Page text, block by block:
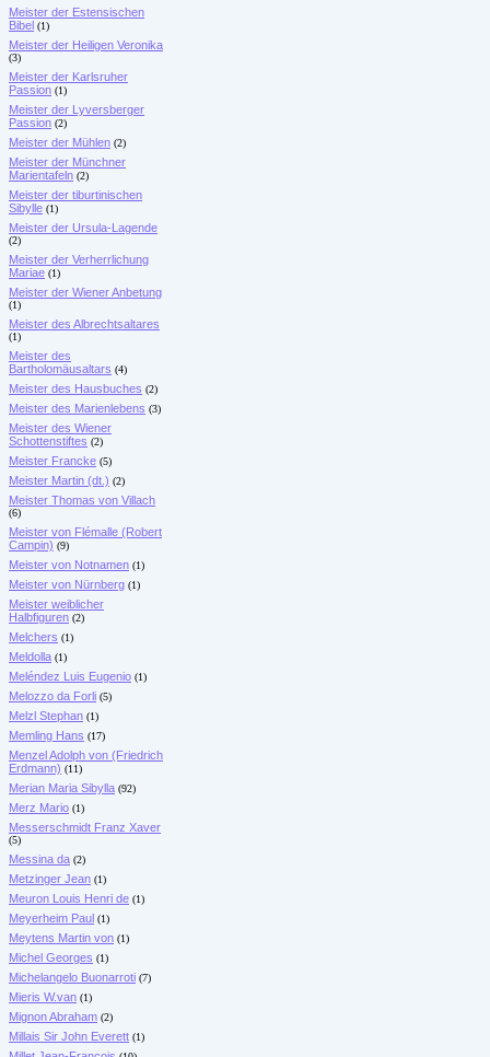
Meister der Estensischen
Bibel (1)
Meister der Heiligen Veronika
(3)
Meister der Karlsruher
Passion (1)
Meister der Lyversberger
Passion (2)
Meister der Mühlen (2)
Meister der Münchner
Marientafeln (2)
Meister der tiburtinischen
Sibylle (1)
Meister der Ursula-Lagende
(2)
Meister der Verherrlichung
Mariae (1)
Meister der Wiener Anbetung
(1)
Meister des Albrechtsaltares
(1)
Meister des
Bartholomäusaltars (4)
Meister des Hausbuches (2)
Meister des Marienlebens (3)
Meister des Wiener
Schottenstiftes (2)
Meister Francke (5)
Meister Martin (dt.) (2)
Meister Thomas von Villach
(6)
Meister von Flémalle (Robert
Campin) (9)
Meister von Notnamen (1)
Meister von Nürnberg (1)
Meister weiblicher
Halbfiguren (2)
Melchers (1)
Meldolla (1)
Meléndez Luis Eugenio (1)
Melozzo da Forli (5)
Melzl Stephan (1)
Memling Hans (17)
Menzel Adolph von (Friedrich
Erdmann) (11)
Merian Maria Sibylla (92)
Merz Mario (1)
Messerschmidt Franz Xaver
(5)
Messina da (2)
Metzinger Jean (1)
Meuron Louis Henri de (1)
Meyerheim Paul (1)
Meytens Martin von (1)
Michel Georges (1)
Michelangelo Buonarroti (7)
Mieris W.van (1)
Mignon Abraham (2)
Millais Sir John Everett (1)